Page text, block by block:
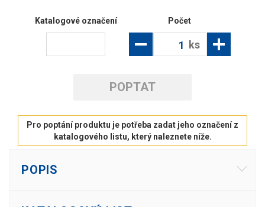
Katalogové označení Počet
ks
POPTAT
Pro poptání produktu je potřeba zadat jeho označení z
katalogového listu, který naleznete níže.
POPIS